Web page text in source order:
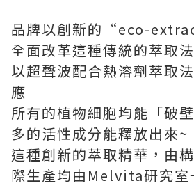
品牌以創新的“eco-
全面改革這種傳統的萃取法
以超聲波配合熱溶劑萃取
應
所有的植物細胞均能「破
多的活性成分能釋放出來~
這種創新的萃取精華，由
際生產均由Melvita研究室